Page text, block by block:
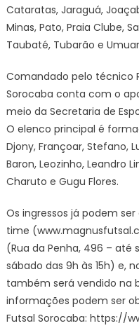
Cataratas, Jaraguá,
Minas, Pato, Praia Clube,
Taubaté, Tubarão e
Comandado pelo técnico
Sorocaba conta com o
meio da Secretaria de
O elenco principal é
Djony, Françoar, Stefano,
Baron, Leozinho, Leandro
Charuto e Gugu Flores.
Os ingressos já podem
time
(Rua da Penha, 496 – até
sábado das 9h às 15h) e,
também será vendido na
informações podem ser
Futsal Sorocaba: https://